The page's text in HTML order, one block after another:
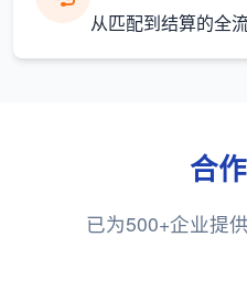
从匹配到结算的全
合
已为500+企业提